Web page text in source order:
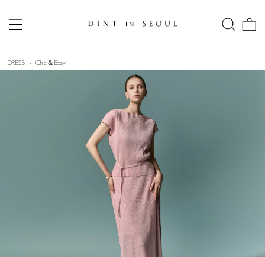
DRESS Chic＆Easy